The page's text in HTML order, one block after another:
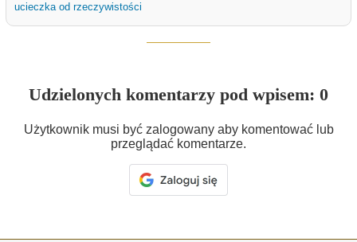
ucieczka od rzeczywistości
Udzielonych komentarzy pod wpisem: 0
Użytkownik musi być zalogowany aby komentować lub
przeglądać komentarze.